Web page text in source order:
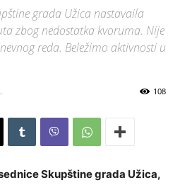
grada Užica nastavaila
zbog nedostatka kvoruma. Nije
reda. Beležimo aktivnosti u
108
Skupštine grada Užica,